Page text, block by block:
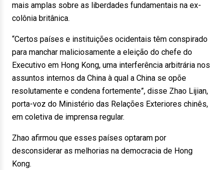
mais amplas sobre as liberdades fundamentais na ex-
colônia britânica.
“Certos países e instituições ocidentais têm conspirado
para manchar maliciosamente a eleição do chefe do
Executivo em Hong Kong, uma interferência arbitrária nos
assuntos internos da China à qual a China se opõe
resolutamente e condena fortemente”, disse Zhao Lijian,
porta-voz do Ministério das Relações Exteriores chinês,
em coletiva de imprensa regular.
Zhao afirmou que esses países optaram por
desconsiderar as melhorias na democracia de Hong
Kong.